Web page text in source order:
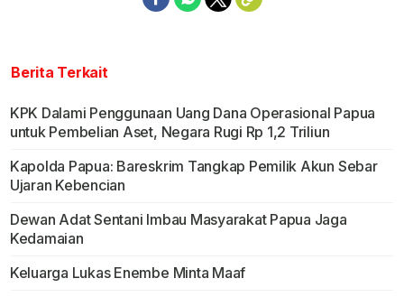
Berita Terkait
KPK Dalami Penggunaan Uang Dana Operasional Papua
untuk Pembelian Aset, Negara Rugi Rp 1,2 Triliun
Kapolda Papua: Bareskrim Tangkap Pemilik Akun Sebar
Ujaran Kebencian
Dewan Adat Sentani Imbau Masyarakat Papua Jaga
Kedamaian
Keluarga Lukas Enembe Minta Maaf